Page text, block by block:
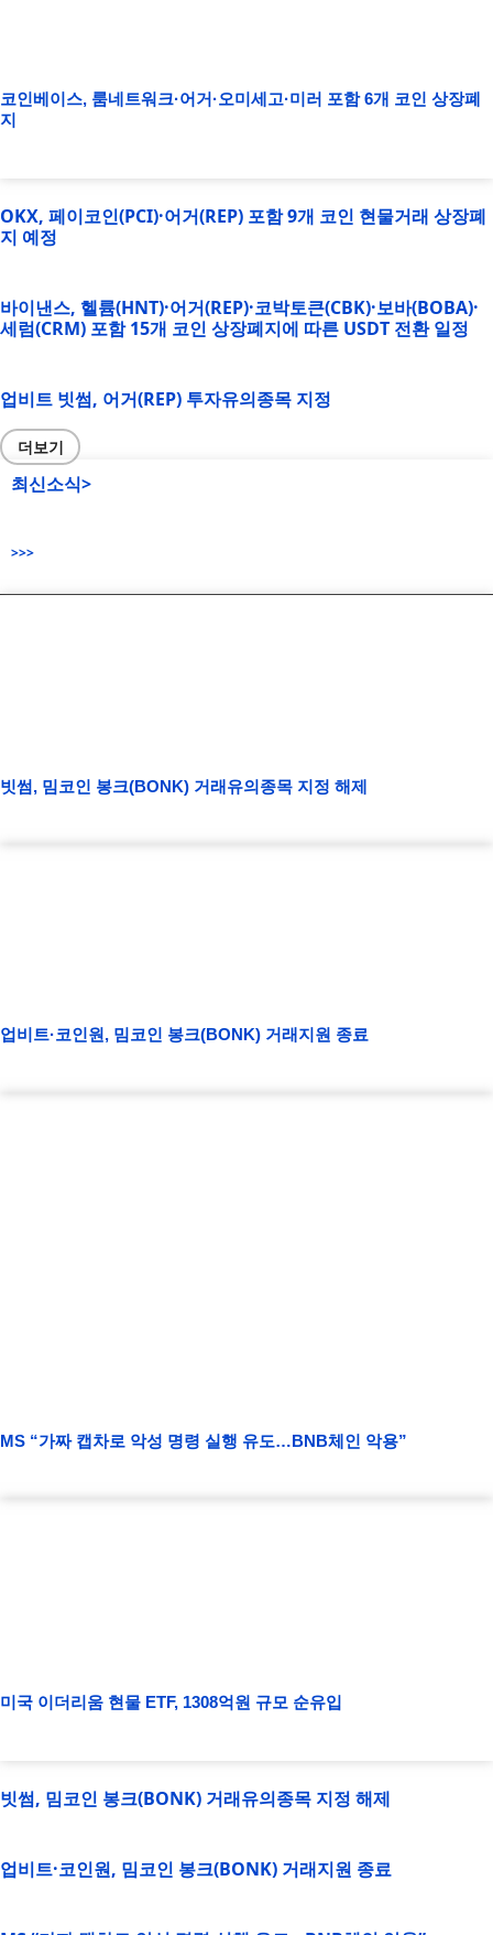
코인베이스, 룸네트워크·어거·오미세고·미러 포함 6개 코인 상장폐
지
OKX, 페이코인(PCI)·어거(REP) 포함 9개 코인 현물거래 상장폐
지 예정
바이낸스, 헬륨(HNT)·어거(REP)·코박토큰(CBK)·보바(BOBA)·
세럼(CRM) 포함 15개 코인 상장폐지에 따른 USDT 전환 일정
업비트 빗썸, 어거(REP) 투자유의종목 지정
더보기
최신소식>
>>>
빗썸, 밈코인 봉크(BONK) 거래유의종목 지정 해제
업비트·코인원, 밈코인 봉크(BONK) 거래지원 종료
MS “가짜 캡차로 악성 명령 실행 유도…BNB체인 악용”
미국 이더리움 현물 ETF, 1308억원 규모 순유입
빗썸, 밈코인 봉크(BONK) 거래유의종목 지정 해제
업비트·코인원, 밈코인 봉크(BONK) 거래지원 종료